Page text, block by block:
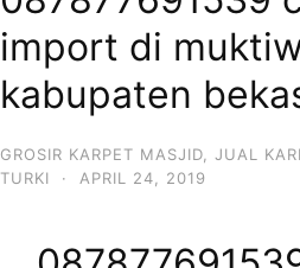
import di
kabupaten
GROSIR KARPET MASJID JUAL
TURKI
· APRIL 24, 2019